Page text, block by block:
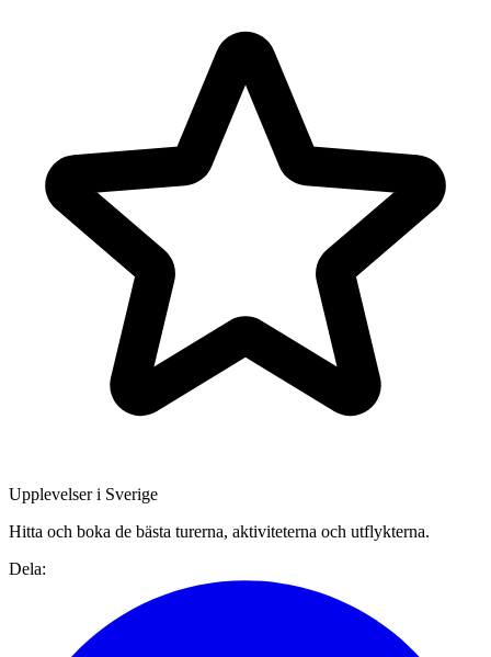
Upplevelser i Sverige
Hitta och boka de bästa turerna, aktiviteterna och utflykterna.
Dela: